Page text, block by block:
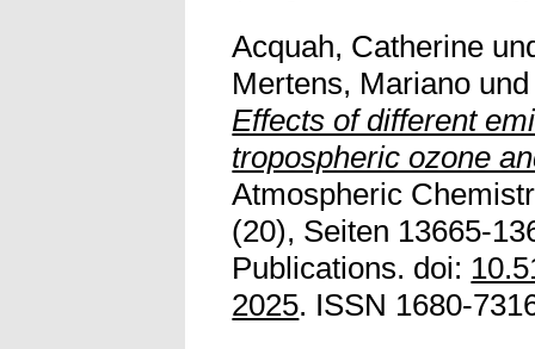
Acquah, Catherine
Mertens, Mariano
Effects of different
tropospheric ozone
Atmospheric
(20), Seiten 13665-
Publications. doi:
2025. ISSN 1680-